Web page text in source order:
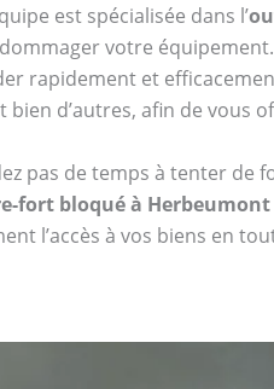
est spécialisée dans l’
votre
rapidement et
bien d’autres, afin de vous
pas de temps à tenter de
fort bloqué à Herbeumont
l’accès à vos biens en